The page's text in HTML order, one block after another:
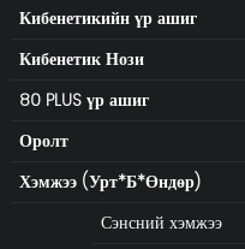
Кибенетикийн үр ашиг
Кибенетик Нози
80 PLUS үр ашиг
Оролт
Хэмжээ (Урт*Б*Өндөр)
Сэнсний хэмжээ